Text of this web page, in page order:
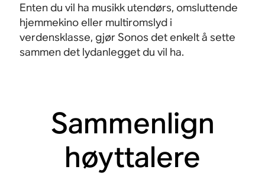
Enten du vil ha musikk utendørs, omsluttende
hjemmekino eller multiromslyd i
verdensklasse, gjør Sonos det enkelt å sette
sammen det lydanlegget du vil ha.
Sammenlign
høyttalere